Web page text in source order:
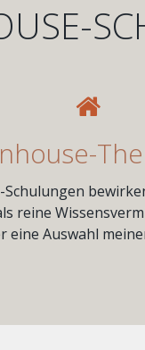
Schulungen
reine
eine Auswahl